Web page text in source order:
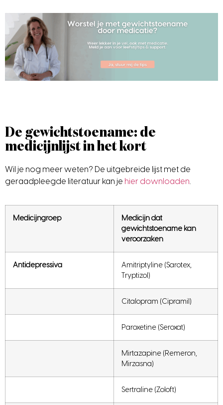
De gewichtstoename: de
medicijnlijst in het kort
Wil je nog meer weten? De uitgebreide lijst met de
geraadpleegde literatuur kan je hier downloaden.
Medicijngroep
Medicijn dat
gewichtstoename kan
veroorzaken
Antidepressiva
Amitriptyline (Sarotex,
Tryptizol)
Citalopram (Cipramil)
Paroxetine (Seroxat)
Mirtazapine (Remeron,
Mirzasna)
Sertraline (Zoloft)